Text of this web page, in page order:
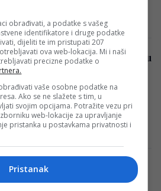
Luke. Utakmica se…
01/03/2025
nadigrao Real i nanio mu
kola La Lige, Real Betis je na
pobijedio Real Madrid
2-1. Real Madrid je…
01/03/2025
ratnici vode na Etihadu protiv
obrađivati, a podatke s vašeg
identifikatore i druge podatke
dijeliti te im pristupati 207
ova web-lokacija. Mi i naši
precizne podatke o
vaše osobne podatke na
Ako se ne slažete s tim, u
svojim opcijama. Potražite vezu pri
web-lokacije za upravljanje
pristanka u postavkama privatnosti i
Pristanak